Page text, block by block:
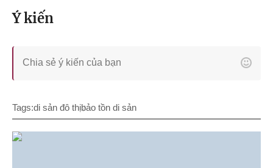
Ý kiến
Tags:di sản đô thịbảo tồn di sản